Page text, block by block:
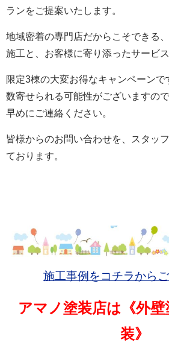
ランをご提案いたします。
地域密着の専門店だからこそできる
施工と、お客様に寄り添ったサービ
限定3棟の大変お得なキャンペーン
数寄せられる可能性がございますの
早めにご連絡ください。
皆様からのお問い合わせを、スタッ
ております。
施工事例をコチラから
アマノ塗装店は《外
装》